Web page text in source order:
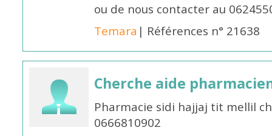
ou de nous contacter au
Temara | Références n° 21638
Cherche aide
Pharmacie sidi hajjaj tit mellil
0666810902